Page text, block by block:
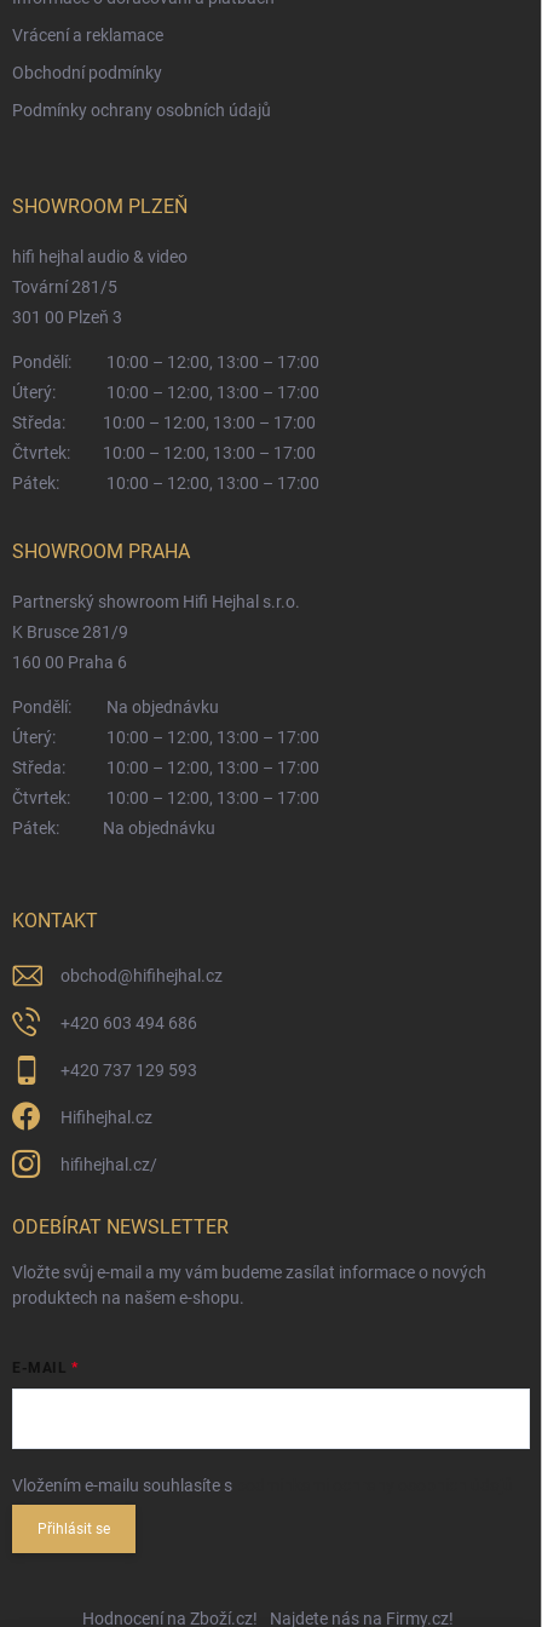
Vrácení a reklamace
Obchodní podmínky
Podmínky ochrany osobních údajů
SHOWROOM PLZEŇ
hifi hejhal audio & video
Tovární 281/5
301 00 Plzeň 3
Pondělí:
10:00 – 12:00, 13:00 – 17:00
Úterý:
10:00 – 12:00, 13:00 – 17:00
Středa:
10:00 – 12:00, 13:00 – 17:00
Čtvrtek:
10:00 – 12:00, 13:00 – 17:00
Pátek:
10:00 – 12:00, 13:00 – 17:00
SHOWROOM PRAHA
Partnerský showroom Hifi Hejhal s.r.o.
K Brusce 281/9
160 00 Praha 6
Pondělí:
Na objednávku
Úterý:
10:00 – 12:00, 13:00 – 17:00
Středa:
10:00 – 12:00, 13:00 – 17:00
Čtvrtek:
10:00 – 12:00, 13:00 – 17:00
Pátek:
Na objednávku
KONTAKT
obchod@hifihejhal.cz
+420 603 494 686
+420 737 129 593
Hifihejhal.cz
hifihejhal.cz/
ODEBÍRAT NEWSLETTER
Vložte svůj e-mail a my vám budeme zasílat informace o nových
produktech na našem e-shopu.
E-MAIL
Vložením e-mailu souhlasíte s
Přihlásit se
Hodnocení na Zboží.cz! Najdete nás na Firmy.cz!